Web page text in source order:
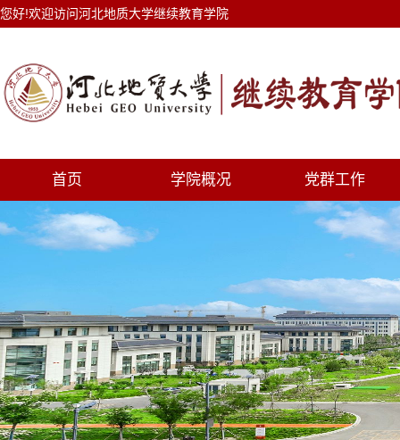
您好!欢迎访问河北地质大学继续教育学院
首页 学院概况 党群工作